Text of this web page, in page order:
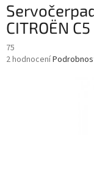
CITROËN
75
Průměrné
2 hodnocení